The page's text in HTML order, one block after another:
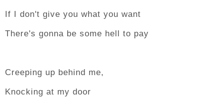
If I don't give you what you want
There's gonna be some hell to pay
Creeping up behind me,
Knocking at my door